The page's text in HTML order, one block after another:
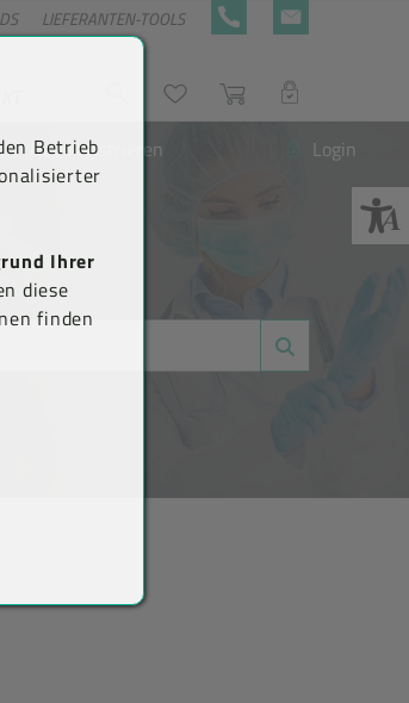
LIEFERANTEN-TOOLS +43 5576 7177 818
WunschlisteWarenkorb
LOGIN
Neu registrieren Login
Betrieb
Ihrer
diese
finden